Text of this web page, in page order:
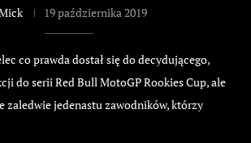
19 października 2019
co prawda dostał się do decydującego,
do serii Red Bull MotoGP Rookies Cup, ale
zaledwie jedenastu zawodników, którzy